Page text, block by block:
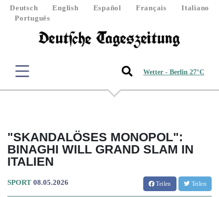
Deutsch English Español Français
Italiano
Português
Wetter - Berlin 27°C
"SKANDALÖSES MONOPOL":
BINAGHI WILL GRAND SLAM IN
ITALIEN
SPORT 08.05.2026 Teilen Teilen